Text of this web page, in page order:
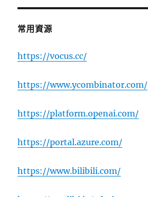
常用資源
https://vocus.cc/
https://www.ycombinator.com/
https://platform.openai.com/
https://portal.azure.com/
https://www.bilibili.com/